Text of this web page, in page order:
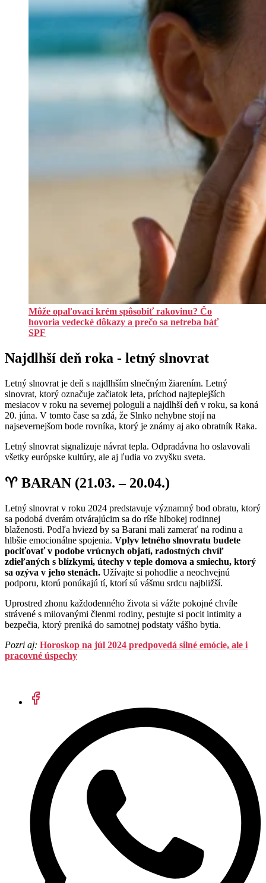
Môže opaľovací krém spôsobiť rakovinu? Čo
hovoria vedecké dôkazy a prečo sa netreba báť
SPF
Najdlhší deň roka - letný slnovrat
Letný slnovrat je deň s najdlhším slnečným žiarením. Letný
slnovrat, ktorý označuje začiatok leta, príchod najteplejších
mesiacov v roku na severnej pologuli a najdlhší deň v roku, sa koná
20. júna. V tomto čase sa zdá, že Slnko nehybne stojí na
najsevernejšom bode rovníka, ktorý je známy aj ako obratník Raka.
Letný slnovrat signalizuje návrat tepla. Odpradávna ho oslavovali
všetky európske kultúry, ale aj ľudia vo zvyšku sveta.
♈ BARAN (21.03. – 20.04.)
Letný slnovrat v roku 2024 predstavuje významný bod obratu, ktorý
sa podobá dverám otvárajúcim sa do ríše hlbokej rodinnej
blaženosti. Podľa hviezd by sa Barani mali zamerať na rodinu a
hlbšie emocionálne spojenia. Vplyv letného slnovratu budete
pociťovať v podobe vrúcnych objatí, radostných chvíľ
zdieľaných s blízkymi, útechy v teple domova a smiechu, ktorý
sa ozýva v jeho stenách. Užívajte si pohodlie a neochvejnú
podporu, ktorú ponúkajú tí, ktorí sú vášmu srdcu najbližší.
Uprostred zhonu každodenného života si vážte pokojné chvíle
strávené s milovanými členmi rodiny, pestujte si pocit intimity a
bezpečia, ktorý preniká do samotnej podstaty vášho bytia.
Pozri aj: Horoskop na júl 2024 predpovedá silné emócie, ale i
pracovné úspechy